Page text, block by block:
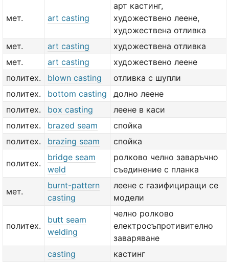
мет. art casting
арт кастинг,
художествено леене,
художествена отливка
мет.
art casting
художествена отливка
мет.
art casting
художествено леене
политех.
blown casting
отливка с шупли
политех.
bottom casting
долно леене
политех.
box casting
леене в каси
политех.
brazed seam
спойка
политех.
brazing seam спойка
политех.
bridge seam
weld
ролково челно заваръчно
съединение с планка
мет.
burnt-pattern
casting
леене с газифициращи се
модели
политех.
butt seam
welding
челно ролково
електросъпротивително
заваряване
casting
кастинг